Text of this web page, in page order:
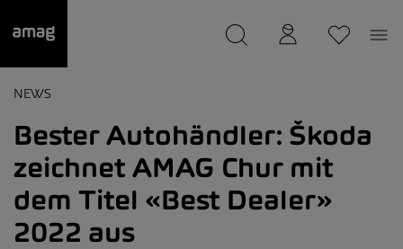
wurde als Ihre Garage gespeichert.
NEWS
Bester Autohändler: Škoda
zeichnet AMAG Chur mit
dem Titel «Best Dealer»
2022 aus